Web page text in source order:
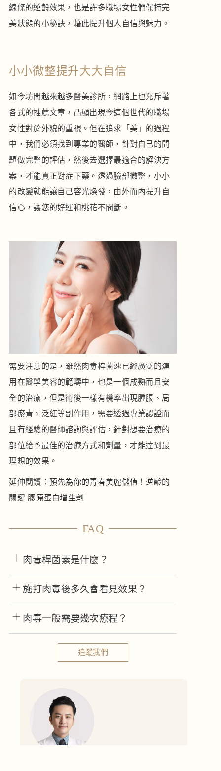
線條的逆齡效果，也是許多職場女性們保持完
美狀態的小秘訣，藉此提升個人自信與魅力。
小小微整提升大大自信
如今坊間越來越多醫美診所，網路上也充斥著
各式的推薦文章，凸顯出現今這個世代的職場
女性對於外貌的重視。但在追求「美」的過程
中，我們必須找到專業的醫師，針對自己的問
題做完整的評估，然後去選擇最適合的解決方
案，才能真正對症下藥。透過臉部微整，小小
的改變就能讓自己容光煥發，由外而內提升自
信心，讓您的好運和桃花不間斷。
需要注意的是，雖然肉毒桿菌速已經廣泛的運
用在醫學美容的範疇中，也是一個成熟而且安
全的治療，但是術後一樣有機率出現腫脹、局
部瘀青、泛紅等副作用，需要透過專業認證而
且有經驗的醫師諮詢與評估，針對想要治療的
部位給予最佳的治療方式和劑量，才能達到最
理想的效果。
延伸閱讀： 預先為你的青春美麗儲值！逆齡的
關鍵-膠原蛋白增生劑
FAQ
肉毒桿菌素是什麼？
施打肉毒後多久會看見效果？
肉毒一般需要幾次療程？
追蹤我們